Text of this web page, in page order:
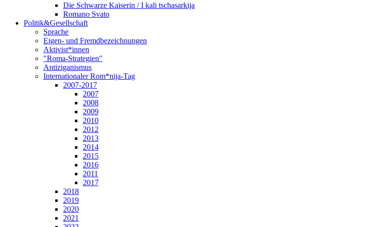
Die Schwarze Kaiserin / I kali tschasarkija
Romano Svato
Politik&Gesellschaft
Sprache
Eigen- und Fremdbezeichnungen
Aktivist*innen
"Roma-Strategien"
Antiziganismus
Internationaler Rom*nija-Tag
2007-2017
2007
2008
2009
2010
2012
2013
2014
2015
2016
2011
2017
2018
2019
2020
2021